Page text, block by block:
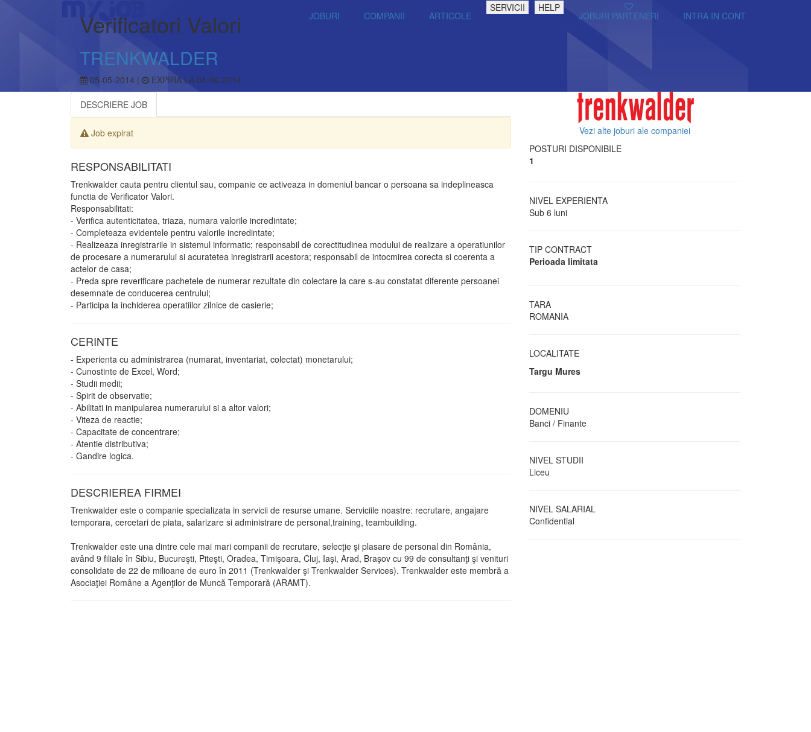
JOBURI COMPANII ARTICOLE
SERVICII HELP
JOBURI PARTENERI INTRA IN CONT
Verificatori Valori
TRENKWALDER
05-05-2014 | EXPIRA LA 04-06-2014
Vezi alte joburi ale companiei
POSTURI DISPONIBILE
1
NIVEL EXPERIENTA
Sub 6 luni
TIP CONTRACT
Perioada limitata
TARA
ROMANIA
LOCALITATE
Targu Mures
DOMENIU
Banci / Finante
NIVEL STUDII
Liceu
NIVEL SALARIAL
Confidential
DESCRIERE JOB
Job expirat
RESPONSABILITATI
Trenkwalder cauta pentru clientul sau, companie ce activeaza in domeniul bancar o persoana sa indeplineasca
functia de Verificator Valori.
Responsabilitati:
- Verifica autenticitatea, triaza, numara valorile incredintate;
- Completeaza evidentele pentru valorile incredintate;
- Realizeaza inregistrarile in sistemul informatic; responsabil de corectitudinea modului de realizare a operatiunilor
de procesare a numerarului si acuratetea inregistrarii acestora; responsabil de intocmirea corecta si coerenta a
actelor de casa;
- Preda spre reverificare pachetele de numerar rezultate din colectare la care s-au constatat diferente persoanei
desemnate de conducerea centrului;
- Participa la inchiderea operatiilor zilnice de casierie;
CERINTE
- Experienta cu administrarea (numarat, inventariat, colectat) monetarului;
- Cunostinte de Excel, Word;
- Studii medii;
- Spirit de observatie;
- Abilitati in manipularea numerarului si a altor valori;
- Viteza de reactie;
- Capacitate de concentrare;
- Atentie distributiva;
- Gandire logica.
DESCRIEREA FIRMEI
Trenkwalder este o companie specializata in servicii de resurse umane. Serviciile noastre: recrutare, angajare
temporara, cercetari de piata, salarizare si administrare de personal,training, teambuilding.
Trenkwalder este una dintre cele mai mari companii de recrutare, selecţie şi plasare de personal din România,
având 9 filiale în Sibiu, Bucureşti, Piteşti, Oradea, Timişoara, Cluj, Iaşi, Arad, Braşov cu 99 de consultanţi şi venituri
consolidate de 22 de milioane de euro în 2011 (Trenkwalder şi Trenkwalder Services). Trenkwalder este membră a
Asociaţiei Române a Agenţilor de Muncă Temporară (ARAMT).